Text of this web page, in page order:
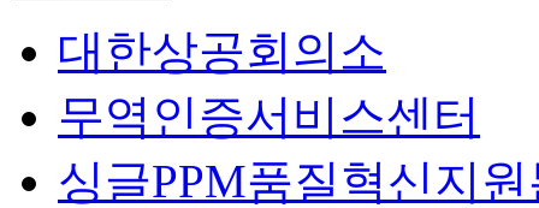
대한상공회의소
무역인증서비스센터
싱글PPM품질혁신지